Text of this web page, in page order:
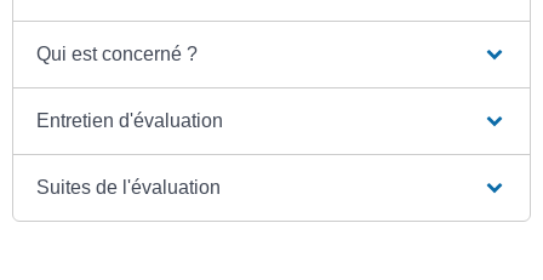
Qui est concerné ?
Entretien d'évaluation
Suites de l'évaluation